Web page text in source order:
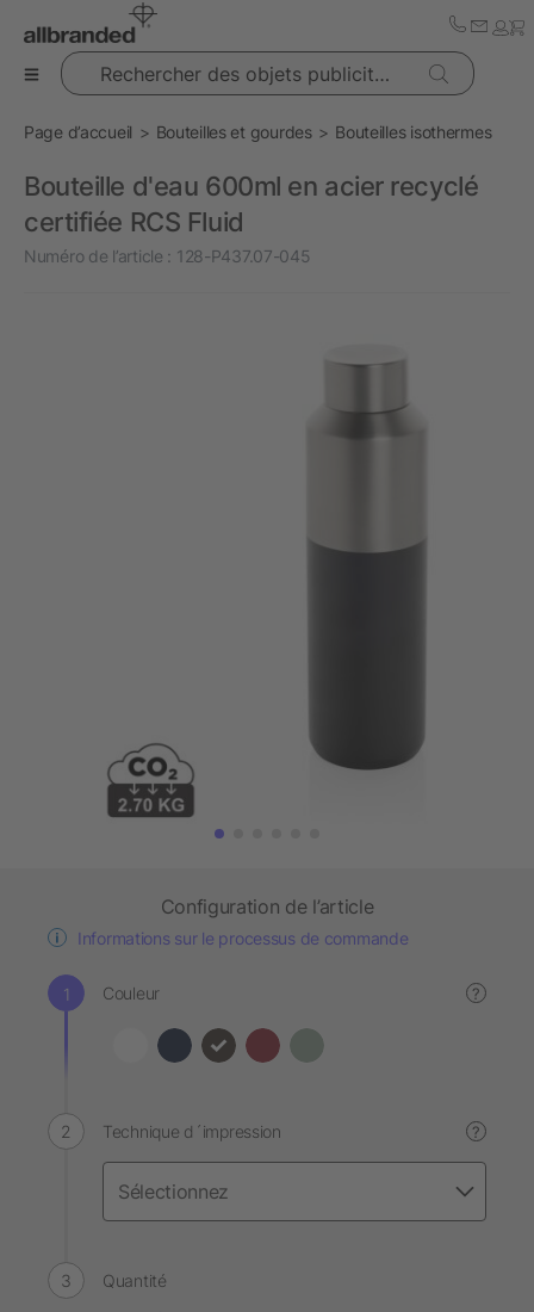
Rechercher des objets publicitaires
Page d’accueil Bouteilles et gourdes Bouteilles isothermes
Bouteille d'eau 600ml en acier recyclé
certifiée RCS Fluid
Numéro de l’article : 128-P437.07-045
Configuration de l’article
Informations sur le processus de commande
Couleur ?
Technique d´impression ?
Quantité